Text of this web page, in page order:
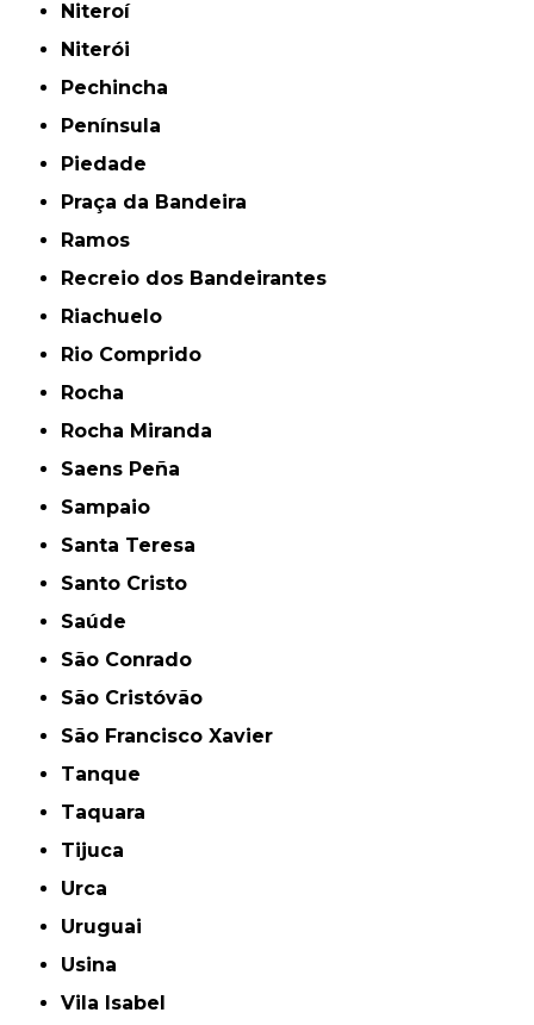
Niteroí
Niterói
Pechincha
Península
Piedade
Praça da Bandeira
Ramos
Recreio dos Bandeirantes
Riachuelo
Rio Comprido
Rocha
Rocha Miranda
Saens Peña
Sampaio
Santa Teresa
Santo Cristo
Saúde
São Conrado
São Cristóvão
São Francisco Xavier
Tanque
Taquara
Tijuca
Urca
Uruguai
Usina
Vila Isabel